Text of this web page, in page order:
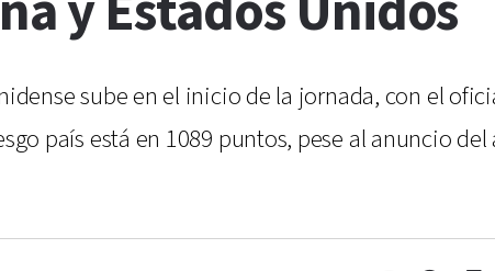
sube en el inicio de la jornada, con el
país está en 1089 puntos, pese al anuncio